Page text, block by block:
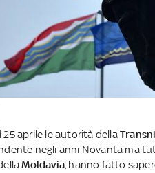
25 aprile le autorità della
negli anni Novanta ma
Moldavia, hanno fatto